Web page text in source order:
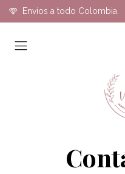
Envíos a todo Colombia.